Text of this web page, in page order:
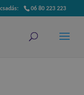
06 80 223 223